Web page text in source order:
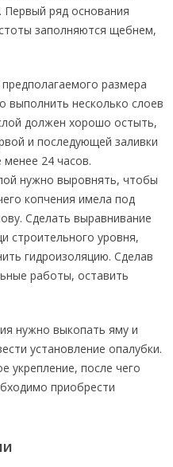
ряд основания
заполняются щебнем,
размера
выполнить несколько слоев
должен хорошо остыть,
и последующей заливки
24 часов.
нужно выровнять, чтобы
копчения имела под
Сделать выравнивание
строительного уровня,
гидроизоляцию. Сделав
работы, оставить
нужно выкопать яму и
установление опалубки.
укрепление, после чего
приобрести